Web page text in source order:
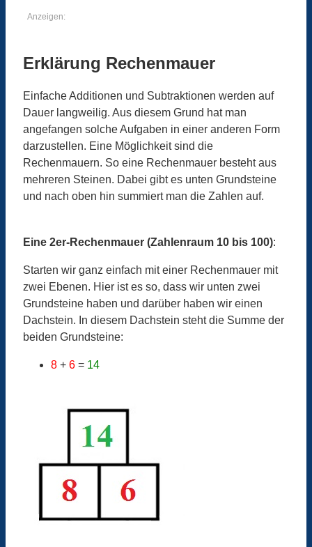
Anzeigen:
Erklärung Rechenmauer
Einfache Additionen und Subtraktionen werden auf
Dauer langweilig. Aus diesem Grund hat man
angefangen solche Aufgaben in einer anderen Form
darzustellen. Eine Möglichkeit sind die
Rechenmauern. So eine Rechenmauer besteht aus
mehreren Steinen. Dabei gibt es unten Grundsteine
und nach oben hin summiert man die Zahlen auf.
Eine 2er-Rechenmauer (Zahlenraum 10 bis 100):
Starten wir ganz einfach mit einer Rechenmauer mit
zwei Ebenen. Hier ist es so, dass wir unten zwei
Grundsteine haben und darüber haben wir einen
Dachstein. In diesem Dachstein steht die Summe der
beiden Grundsteine:
8 + 6 = 14